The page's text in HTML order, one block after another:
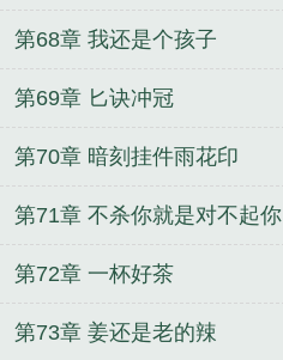
第68章 我还是个孩子
第69章 匕诀冲冠
第70章 暗刻挂件雨花印
第71章 不杀你就是对不起你
第72章 一杯好茶
第73章 姜还是老的辣